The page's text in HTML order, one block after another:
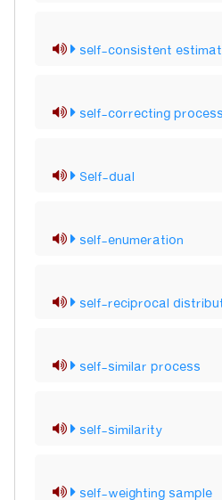
self-consistent
self-correcting process
Self-dual
self-enumeration
self-reciprocal
self-similar process
self-similarity
self-weighting sample